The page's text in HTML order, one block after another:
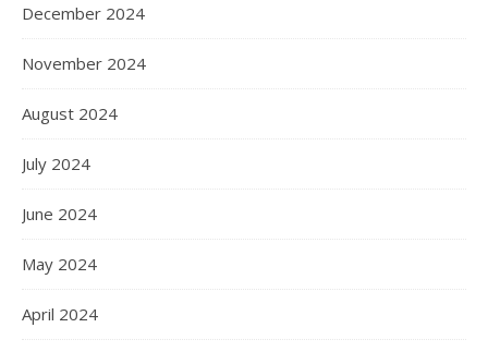
December 2024
November 2024
August 2024
July 2024
June 2024
May 2024
April 2024